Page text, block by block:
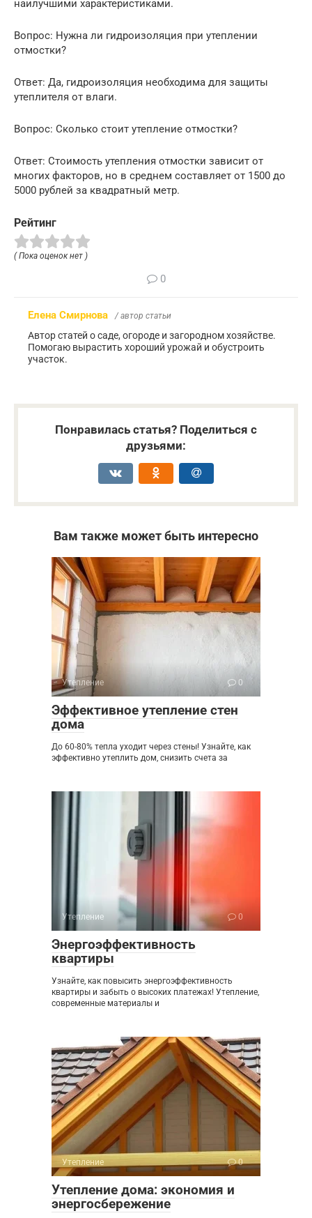
наилучшими характеристиками.
Вопрос: Нужна ли гидроизоляция при утеплении
отмостки?
Ответ: Да, гидроизоляция необходима для защиты
утеплителя от влаги.
Вопрос: Сколько стоит утепление отмостки?
Ответ: Стоимость утепления отмостки зависит от
многих факторов, но в среднем составляет от 1500 до
5000 рублей за квадратный метр.
Рейтинг
( Пока оценок нет )
0
Елена Смирнова / автор статьи
Автор статей о саде, огороде и загородном хозяйстве.
Помогаю вырастить хороший урожай и обустроить
участок.
Понравилась статья? Поделиться с
друзьями:
Вам также может быть интересно
Утепление 0
Эффективное утепление стен
дома
До 60-80% тепла уходит через стены! Узнайте, как
эффективно утеплить дом, снизить счета за
Утепление 0
Энергоэффективность
квартиры
Узнайте, как повысить энергоэффективность
квартиры и забыть о высоких платежах! Утепление,
современные материалы и
Утепление 0
Утепление дома: экономия и
энергосбережение